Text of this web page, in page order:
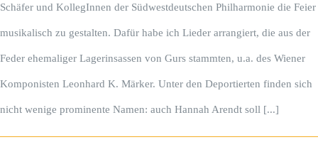
Schäfer und KollegInnen der Südwestdeutschen Philharmonie die Feier
musikalisch zu gestalten. Dafür habe ich Lieder arrangiert, die aus der
Feder ehemaliger Lagerinsassen von Gurs stammten, u.a. des Wiener
Komponisten Leonhard K. Märker. Unter den Deportierten finden sich
nicht wenige prominente Namen: auch Hannah Arendt soll [...]